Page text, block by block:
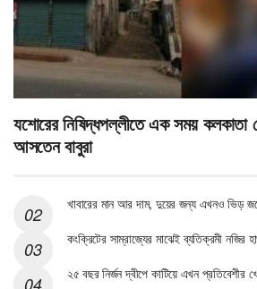
যশোরের নিষিদ্ধপল্লীতে এক সময় কলকাতা
আসতেন বাবুরা
খাবারের মান আর দাম, দুয়ের জন্য এখনও ভিড়
কংক্রিটের সাম্রাজ্যের মাঝেই ব্যতিক্রমী নজির
২৫ বছর নির্জন দ্বীপে কাটিয়ে এখন প্রতিবেশীর